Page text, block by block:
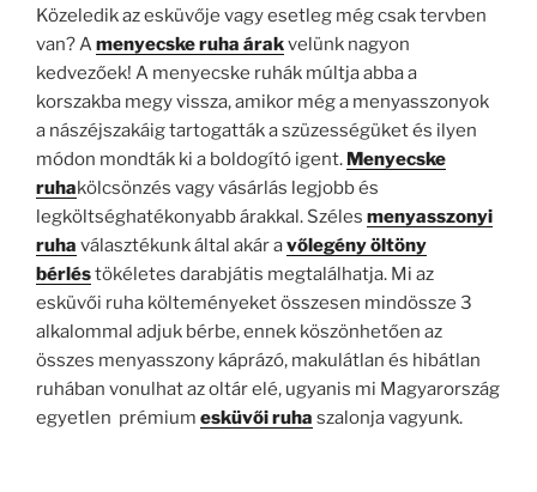
Közeledik az esküvője vagy esetleg még csak tervben
van? Amenyecske ruha árakvelünk nagyon
kedvezőek! A menyecske ruhák múltja abba a
korszakba megy vissza, amikor még a menyasszonyok
a nászéjszakáig tartogatták a szüzességüket és ilyen
módon mondták ki a boldogító igent. Menyecske
ruhakölcsönzés vagy vásárlás legjobb és
legköltséghatékonyabb árakkal. Széles menyasszonyi
ruha választékunk által akár avőlegény öltöny
bérléstökéletes darabjátis megtalálhatja. Mi az
esküvői ruha költeményeket összesen mindössze 3
alkalommal adjuk bérbe, ennek köszönhetően az
összes menyasszony káprázó, makulátlan és hibátlan
ruhában vonulhat az oltár elé, ugyanis mi Magyarország
egyetlen prémium esküvői ruha szalonja vagyunk.